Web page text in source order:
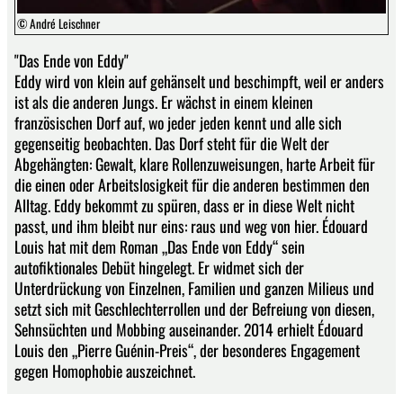
© André Leischner
"Das Ende von Eddy"
Eddy wird von klein auf gehänselt und beschimpft, weil er anders
ist als die anderen Jungs. Er wächst in einem kleinen
französischen Dorf auf, wo jeder jeden kennt und alle sich
gegenseitig beobachten. Das Dorf steht für die Welt der
Abgehängten: Gewalt, klare Rollenzuweisungen, harte Arbeit für
die einen oder Arbeitslosigkeit für die anderen bestimmen den
Alltag. Eddy bekommt zu spüren, dass er in diese Welt nicht
passt, und ihm bleibt nur eins: raus und weg von hier. Édouard
Louis hat mit dem Roman „Das Ende von Eddy“ sein
autofiktionales Debüt hingelegt. Er widmet sich der
Unterdrückung von Einzelnen, Familien und ganzen Milieus und
setzt sich mit Geschlechterrollen und der Befreiung von diesen,
Sehnsüchten und Mobbing auseinander. 2014 erhielt Édouard
Louis den „Pierre Guénin-Preis“, der besonderes Engagement
gegen Homophobie auszeichnet.